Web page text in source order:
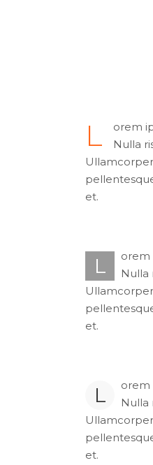
L
orem
Nulla
et.
L
orem
Nulla
et.
L
orem
Nulla
et.